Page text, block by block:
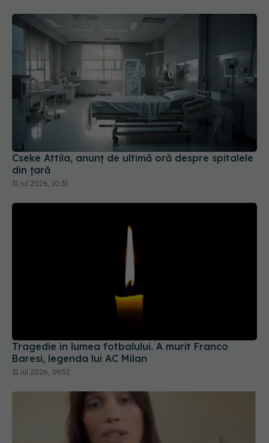
Cseke Attila, anunț de ultimă oră despre spitalele
din țară
31 iul 2026, 10:31
Tragedie în lumea fotbalului. A murit Franco
Baresi, legenda lui AC Milan
31 iul 2026, 09:52